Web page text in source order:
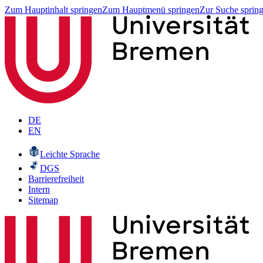
Zum Hauptinhalt springenZum Hauptmenü springenZur Suche
DE
EN
Leichte Sprache
DGS
Barrierefreiheit
Intern
Sitemap